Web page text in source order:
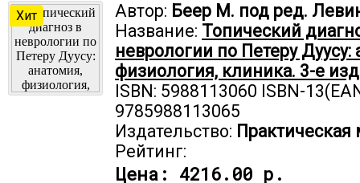
Хит Автор: Беер М. под ред.
Название: Топический
неврологии по Петеру Дуусу:
физиология, клиника. 3-е
ISBN: 5988113060 ISBN-
9785988113065
Издательство:
Рейтинг:
Цена: 4216.00 р.